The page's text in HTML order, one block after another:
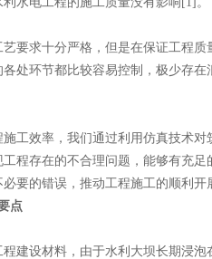
要求十分严格，但是在保证工程
处环节都比较容易控制，极少存
工效率，我们通过利用仿真技术
程存在的不合理问题，能够有充
要的错误，推动工程施工的顺利开
点
建设材料，由于水利大坝长期浸